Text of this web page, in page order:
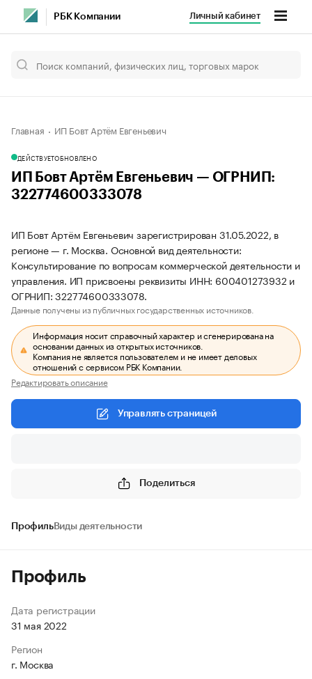
РБК Компании Личный кабинет
Главная ИП Бовт Артём Евгеньевич
ДЕЙСТВУЕТОБНОВЛЕНО
ИП Бовт Артём Евгеньевич — ОГРНИП:
322774600333078
ИП Бовт Артём Евгеньевич зарегистрирован 31.05.2022, в
регионе — г. Москва. Основной вид деятельности:
Консультирование по вопросам коммерческой деятельности и
управления. ИП присвоены реквизиты ИНН: 600401273932 и
ОГРНИП: 322774600333078.
Данные получены из публичных государственных источников.
Информация носит справочный характер и сгенерирована на
основании данных из открытых источников.
Компания не является пользователем и не имеет деловых
отношений с сервисом РБК Компании.
Редактировать описание
Управлять страницей
Поделиться
ПрофильВиды деятельности
Профиль
Дата регистрации
31 мая 2022
Регион
г. Москва